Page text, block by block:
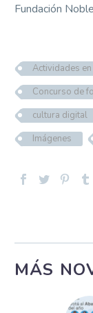
Fundación
Actividades
Concurso de
cultura digital
Imágenes
MÁS